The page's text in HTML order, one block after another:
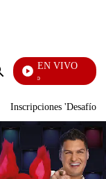
Enviar
EN VIVO
Inscripciones 'Desafío'